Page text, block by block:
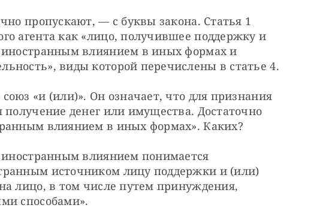
пропускают, — с буквы закона. Статья 1
агента как «лицо, получившее поддержку и
иностранным влиянием в иных формах и
виды которой перечислены в статье 4.
«и (или)». Он означает, что для признания
получение денег или имущества. Достаточно
влиянием в иных формах». Каких?
иностранным влиянием понимается
источником лицу поддержки и (или)
лицо, в том числе путем принуждения,
способами».